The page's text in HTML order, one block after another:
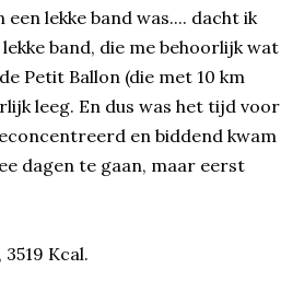
lekke band was.... dacht ik
band, die me behoorlijk wat
Petit Ballon (die met 10 km
leeg. En dus was het tijd voor
en biddend kwam
dagen te gaan, maar eerst
Kcal.